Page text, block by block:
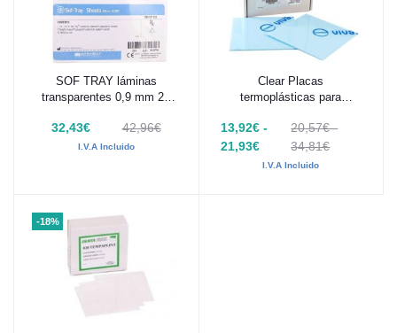
Añadir al carrito
SOF TRAY láminas
transparentes 0,9 mm 25
32,43€ 42,96€
I.V.A Incluido
Añadir al carrito
Clear Placas
termoplásticas para
13,92€ -
21,93€
20,57€ -
34,81€
I.V.A Incluido
-18%